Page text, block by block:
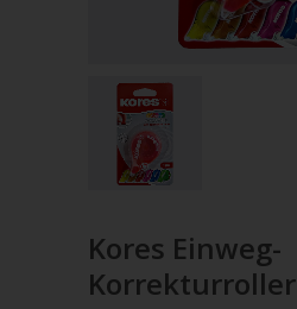
Kores Einweg-
Korrekturroller